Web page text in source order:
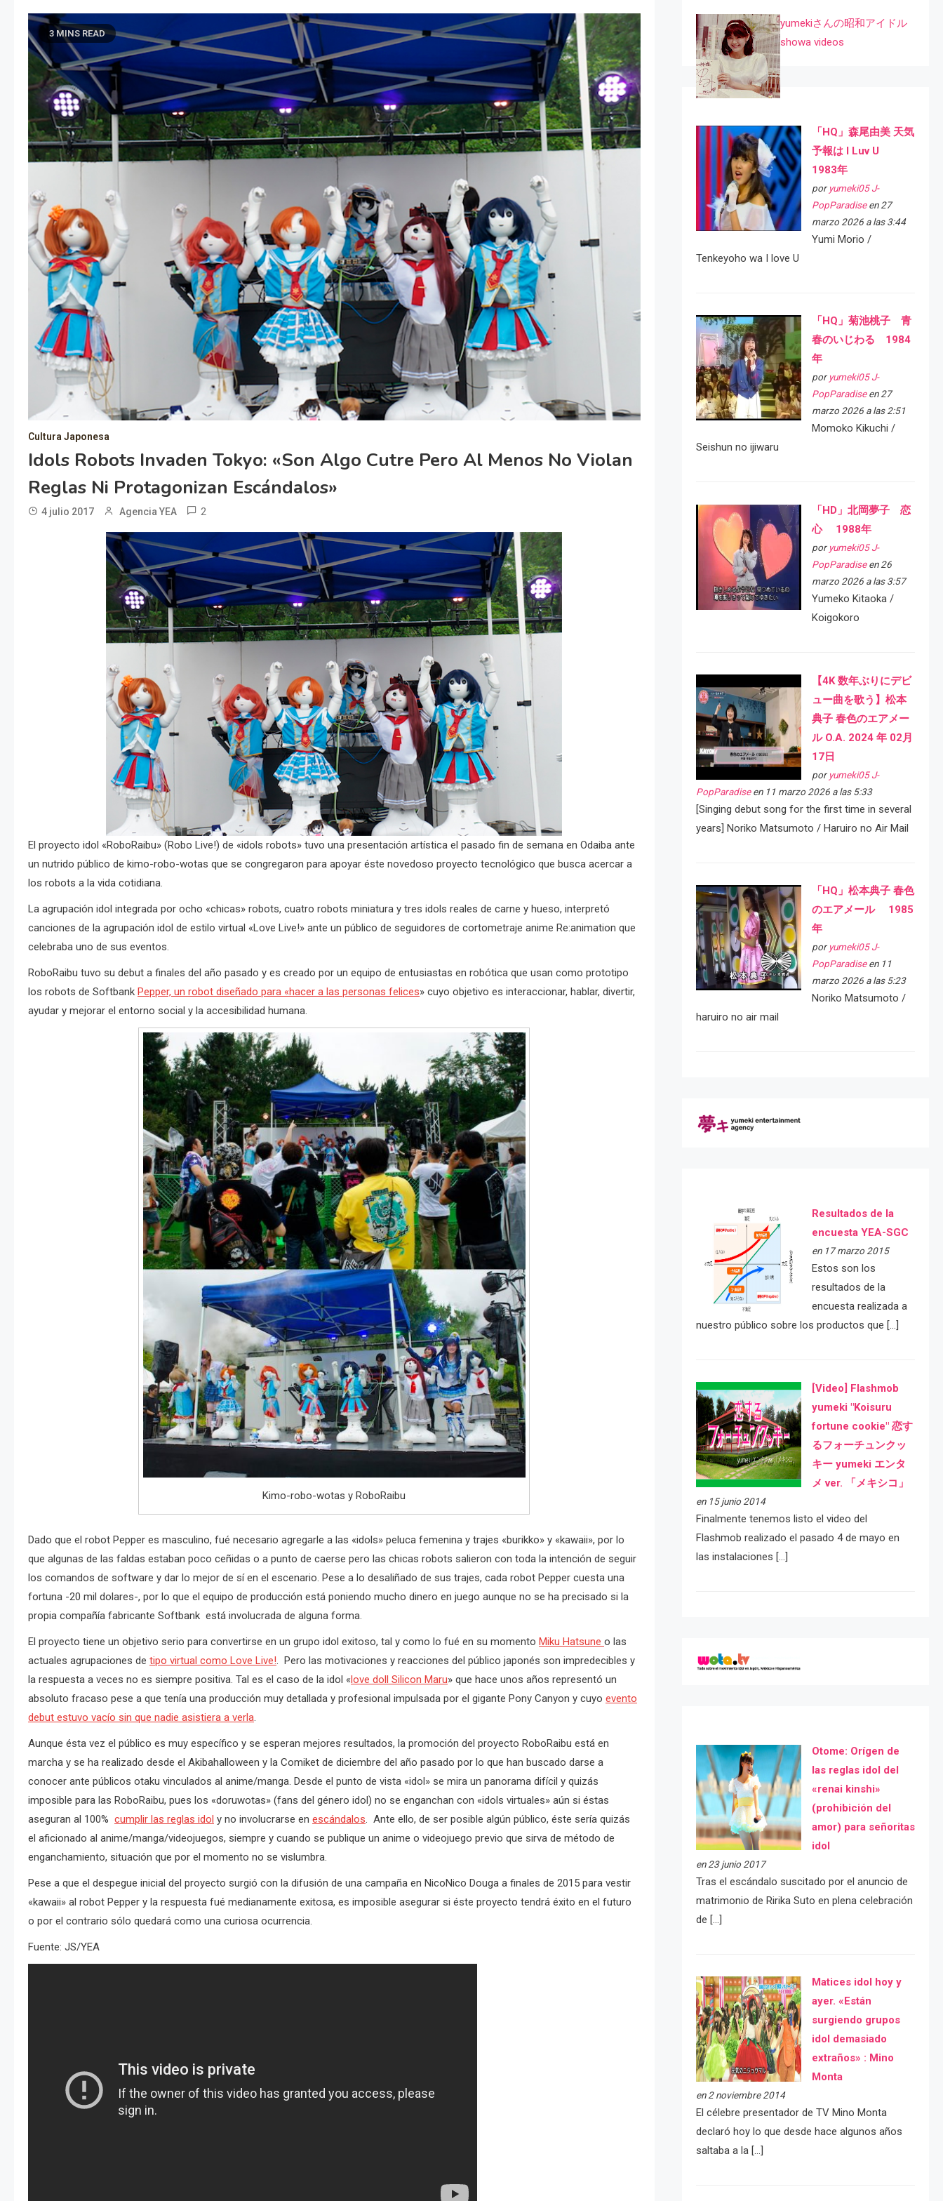
3 MINS READ
Cultura Japonesa
Idols Robots Invaden Tokyo: «son Algo Cutre Pero Al Menos No Violan
Reglas Ni Protagonizan Escándalos»
4 julio 2017 Agencia YEA 2
El proyecto idol «RoboRaibu» (Robo Live!) de «idols robots» tuvo una presentación artística el pasado fin de semana en Odaiba ante
un nutrido público de kimo-robo-wotas que se congregaron para apoyar éste novedoso proyecto tecnológico que busca acercar a
los robots a la vida cotidiana.
La agrupación idol integrada por ocho «chicas» robots, cuatro robots miniatura y tres idols reales de carne y hueso, interpretó
canciones de la agrupación idol de estilo virtual «Love Live!» ante un público de seguidores de cortometraje anime Re:animation que
celebraba uno de sus eventos.
RoboRaibu tuvo su debut a finales del año pasado y es creado por un equipo de entusiastas en robótica que usan como prototipo
los robots de Softbank Pepper, un robot diseñado para «hacer a las personas felices» cuyo objetivo es interaccionar, hablar, divertir,
ayudar y mejorar el entorno social y la accesibilidad humana.
Kimo-robo-wotas y RoboRaibu
Dado que el robot Pepper es masculino, fué necesario agregarle a las «idols» peluca femenina y trajes «burikko» y «kawaii», por lo
que algunas de las faldas estaban poco ceñidas o a punto de caerse pero las chicas robots salieron con toda la intención de seguir
los comandos de software y dar lo mejor de sí en el escenario. Pese a lo desaliñado de sus trajes, cada robot Pepper cuesta una
fortuna -20 mil dolares-, por lo que el equipo de producción está poniendo mucho dinero en juego aunque no se ha precisado si la
propia compañía fabricante Softbank está involucrada de alguna forma.
El proyecto tiene un objetivo serio para convertirse en un grupo idol exitoso, tal y como lo fué en su momento Miku Hatsune o las
actuales agrupaciones de tipo virtual como Love Live!. Pero las motivaciones y reacciones del público japonés son impredecibles y
la respuesta a veces no es siempre positiva. Tal es el caso de la idol «love doll Silicon Maru» que hace unos años representó un
absoluto fracaso pese a que tenía una producción muy detallada y profesional impulsada por el gigante Pony Canyon y cuyo evento
debut estuvo vacío sin que nadie asistiera a verla.
Aunque ésta vez el público es muy específico y se esperan mejores resultados, la promoción del proyecto RoboRaibu está en
marcha y se ha realizado desde el Akibahalloween y la Comiket de diciembre del año pasado por lo que han buscado darse a
conocer ante públicos otaku vinculados al anime/manga. Desde el punto de vista «idol» se mira un panorama difícil y quizás
imposible para las RoboRaibu, pues los «doruwotas» (fans del género idol) no se enganchan con «idols virtuales» aún si éstas
aseguran al 100% cumplir las reglas idol y no involucrarse en escándalos. Ante ello, de ser posible algún público, éste sería quizás
el aficionado al anime/manga/videojuegos, siempre y cuando se publique un anime o videojuego previo que sirva de método de
enganchamiento, situación que por el momento no se vislumbra.
Pese a que el despegue inicial del proyecto surgió con la difusión de una campaña en NicoNico Douga a finales de 2015 para vestir
«kawaii» al robot Pepper y la respuesta fué medianamente exitosa, es imposible asegurar si éste proyecto tendrá éxito en el futuro
o por el contrario sólo quedará como una curiosa ocurrencia.
Fuente: JS/YEA
yumekiさんの昭和アイドル
showa videos
「HQ」森尾由美 天気
予報は I Luv U
1983年
por yumeki05 J-
PopParadiseen 27
marzo 2026 a las 3:44
Yumi Morio /
Tenkeyoho wa I love U
「HQ」菊池桃子 青
春のいじわる 1984
年
por yumeki05 J-
PopParadiseen 27
marzo 2026 a las 2:51
Momoko Kikuchi /
Seishun no ijiwaru
「HD」北岡夢子 恋
心 1988年
por yumeki05 J-
PopParadiseen 26
marzo 2026 a las 3:57
Yumeko Kitaoka /
Koigokoro
【4K 数年ぶりにデビ
ュー曲を歌う】松本
典子 春色のエアメー
ル O.A. 2024 年 02月
17日
por yumeki05 J-
PopParadiseen 11 marzo 2026 a las 5:33
[Singing debut song for the first time in several
years] Noriko Matsumoto / Haruiro no Air Mail
「HQ」松本典子 春色
のエアメール 1985
年
por yumeki05 J-
PopParadiseen 11
marzo 2026 a las 5:23
Noriko Matsumoto /
haruiro no air mail
Resultados de la
encuesta YEA-SGC
en 17 marzo 2015
Estos son los
resultados de la
encuesta realizada a
nuestro público sobre los productos que […]
[Video] Flashmob
yumeki "Koisuru
fortune cookie" 恋す
るフォーチュンクッ
キー yumeki エンタ
メ ver. 「メキシコ」
en 15 junio 2014
Finalmente tenemos listo el video del
Flashmob realizado el pasado 4 de mayo en
las instalaciones […]
Otome: Orígen de
las reglas idol del
«renai kinshi»
(prohibición del
amor) para señoritas
idol
en 23 junio 2017
Tras el escándalo suscitado por el anuncio de
matrimonio de Ririka Suto en plena celebración
de […]
Matices idol hoy y
ayer. «Están
surgiendo grupos
idol demasiado
extraños» : Mino
Monta
en 2 noviembre 2014
El célebre presentador de TV Mino Monta
declaró hoy lo que desde hace algunos años
saltaba a la […]